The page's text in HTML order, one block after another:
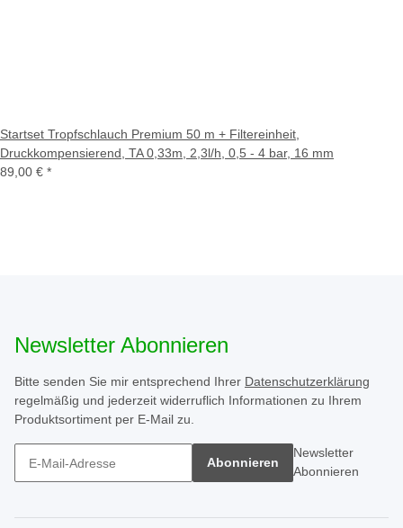
Startset Tropfschlauch Premium 50 m + Filtereinheit,
Druckkompensierend, TA 0,33m, 2,3l/h, 0,5 - 4 bar, 16 mm
89,00 € *
Newsletter Abonnieren
Bitte senden Sie mir entsprechend Ihrer Datenschutzerklärung
regelmäßig und jederzeit widerruflich Informationen zu Ihrem
Produktsortiment per E-Mail zu.
Abonnieren
Newsletter
Abonnieren